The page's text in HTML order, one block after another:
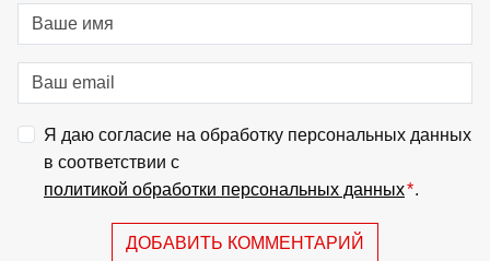
Я даю согласие на обработку персональных данных
в соответствии с
политикой обработки персональных данных*.
ДОБАВИТЬ КОММЕНТАРИЙ